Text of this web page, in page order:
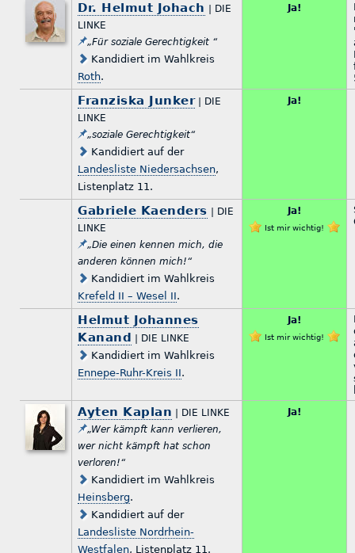
Dr. Helmut Johach
| DIE
LINKE
„Für soziale Gerechtigkeit “
Kandidiert im Wahlkreis
Roth.
Ja!
Franziska Junker| DIE
LINKE
„soziale Gerechtigkeit“
Kandidiert auf der
Landesliste Niedersachsen,
Listenplatz 11.
Ja!
Gabriele Kaenders | DIE
LINKE
„Die einen kennen mich, die
anderen können mich!“
Kandidiert im Wahlkreis
Krefeld II – Wesel II.
Ja!
Ist mir wichtig!
Helmut Johannes
Kanand
| DIE LINKE
Kandidiert im Wahlkreis
Ennepe-Ruhr-Kreis II.
Ja!
Ist mir wichtig!
Ayten Kaplan | DIE LINKE
„Wer kämpft kann verlieren,
wer nicht kämpft hat schon
verloren!“
Kandidiert im Wahlkreis
Heinsberg.
Kandidiert auf der
Landesliste Nordrhein-
Westfalen, Listenplatz 11.
Ja!